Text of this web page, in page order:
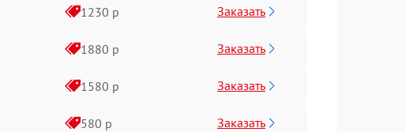
1230 р Заказать
1880 р Заказать
1580 р Заказать
580 р Заказать